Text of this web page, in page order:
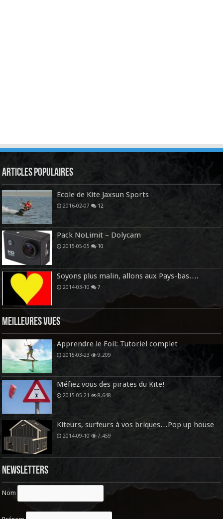
Articles Populaires
Ecole de Kite Jaxsun Sports
2016-02-07 12
Pack NoLimit – Dolycam
2015-05-05 10
Soyons plus malin, allons aux Pays-bas….
2014-03-10 7
Meilleures vues
Apprendre le Foil: Tutoriel complet
2015-03-23 9,209
Méfiez vous des pirates du Kite!
2015-05-21 8,648
Kiteurs, surfeurs à vos briques…Pop up house
2014-09-10 7,459
Newsletters
Nom